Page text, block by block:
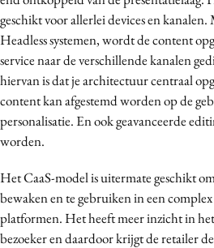
geschikt voor allerlei devices en
Headless systemen, wordt de content
service naar de verschillende kanalen
hiervan is dat je architectuur centraal
content kan afgestemd worden op de
personalisatie. En ook geavanceerde
worden.
Het CaaS-model is uitermate geschikt
bewaken en te gebruiken in een
platformen. Het heeft meer inzicht in
bezoeker en daardoor krijgt de retailer